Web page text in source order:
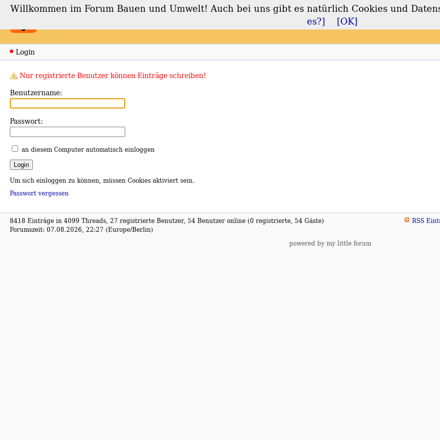
Forum Bauen und Umwelt
Login
Nur registrierte Benutzer können Einträge schreiben!
Benutzername:
Passwort:
an diesem Computer automatisch einloggen
Um sich einloggen zu können, müssen Cookies aktiviert sein.
Passwort vergessen
8418 Einträge in 4099 Threads, 27 registrierte Benutzer, 54 Benutzer online (0 registrierte, 54 Gäste)
Forumszeit: 07.08.2026, 22:27 (Europe/Berlin)
RSS
powered by my little forum
Willkommen im Forum Bauen und Umwelt! Auch bei uns gibt es natürlich Cookies und
es?]
[OK]